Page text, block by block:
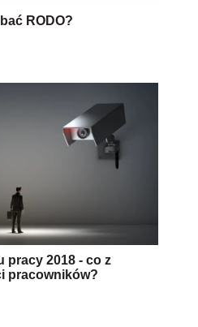
RODO?
pracy 2018 - co z
pracowników?